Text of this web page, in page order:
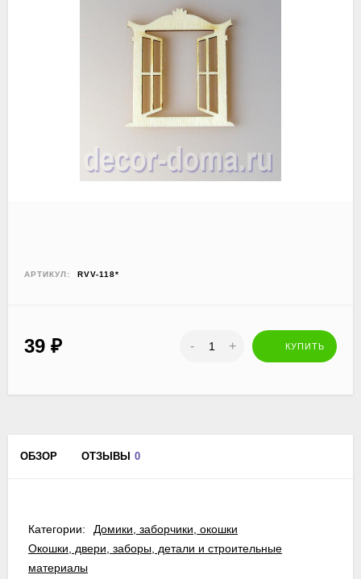
АРТИКУЛ: RVV-118*
39 ₽ - + КУПИТЬ
ОБЗОР ОТЗЫВЫ 0
Категории:
Домики, заборчики, окошки
Окошки, двери, заборы, детали и строительные
материалы